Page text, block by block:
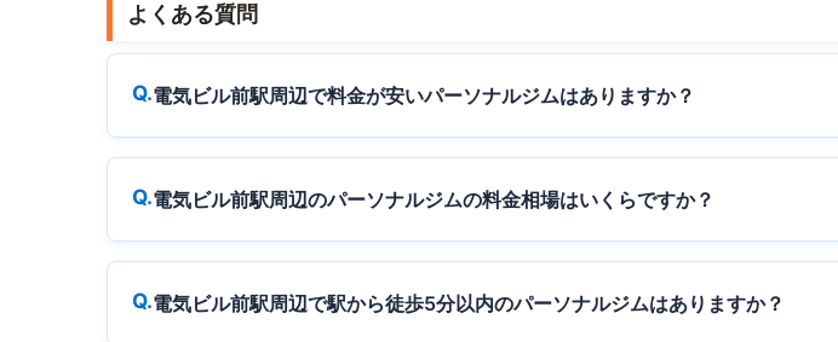
よくある質問
電気ビル前駅周辺で料金が安いパーソナルジムはありますか？
電気ビル前駅周辺のパーソナルジムの料金相場はいくらですか？
電気ビル前駅周辺で駅から徒歩5分以内のパーソナルジムはありますか？